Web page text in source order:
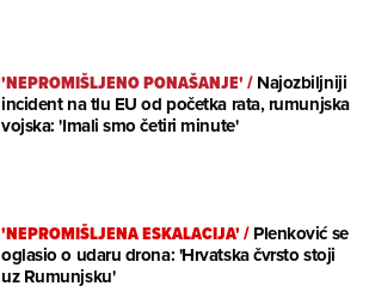
'NEPROMIŠLJENO PONAŠANJE'/Najozbiljniji
incident na tlu EU od početka rata, rumunjska
vojska: 'Imali smo četiri minute'
'NEPROMIŠLJENA ESKALACIJA'/Plenković se
oglasio o udaru drona: 'Hrvatska čvrsto stoji
uz Rumunjsku'